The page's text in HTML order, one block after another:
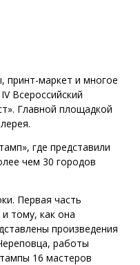
принт-маркет и многое
Всероссийский
Главной площадкой
где представили
чем 30 городов
Первая часть
тому, как она
произведения
работы
16 мастеров